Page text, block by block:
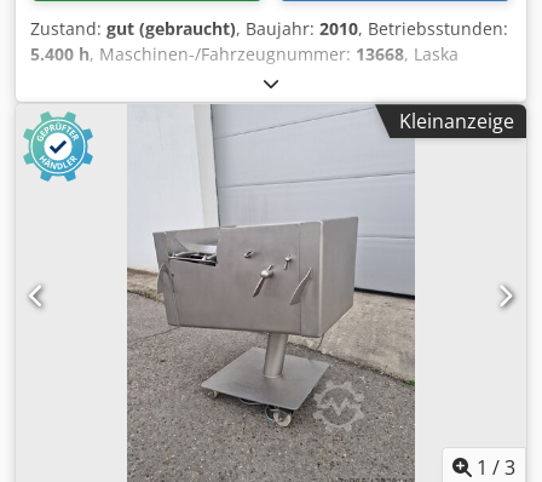
Zustand: gut (gebraucht), Baujahr: 2010, Betriebsstunden:
5.400 h, Maschinen-/Fahrzeugnummer: 13668, Laska
Vakuum-Kutter mit niedrigen Betriebsstunden. Die
Maschine ist in gutem Zustand und wurde zuvor bis zur
Schließung im Jahr 2019 in einer britischen Wurstfabrik
eingesetzt. Dsdpsw Rn Rdofx Apbewa Tumbelwagen-Lader
Entleerer Neuerer Touchscreen-Bedienung – voll
programmierbar Läuft vorführbereit.
Kleinanzeige
1 /3